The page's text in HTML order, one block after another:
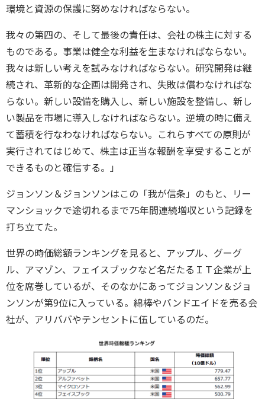
環境と資源の保護に努めなければならない。
我々の第四の、そして最後の責任は、会社の株主に対する
ものである。事業は健全な利益を生まなければならない。
我々は新しい考えを試みなければならない。研究開発は継
続され、革新的な企画は開発され、失敗は償わなければな
らない。新しい設備を購入し、新しい施設を整備し、新し
い製品を市場に導入しなければならない。逆境の時に備え
て蓄積を行なわなければならない。これらすべての原則が
実行されてはじめて、株主は正当な報酬を享受することが
できるものと確信する。」
ジョンソン＆ジョンソンはこの「我が信条」のもと、リー
マンショックで途切れるまで75年間連続増収という記録を
打ち立てた。
世界の時価総額ランキングを見ると、アップル、グーグ
ル、アマゾン、フェイスブックなど名だたるＩＴ企業が上
位を席巻しているが、そのなかにあってジョンソン＆ジョ
ンソンが第9位に入っている。綿棒やバンドエイドを売る会
社が、アリババやテンセントに伍しているのだ。